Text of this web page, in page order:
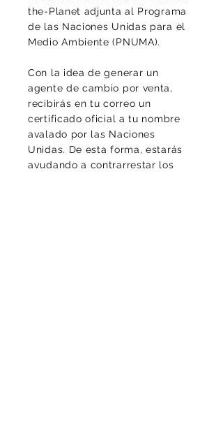
the-Planet adjunta al Programa
de las Naciones Unidas para el
Medio Ambiente (PNUMA).
Con la idea de generar un
agente de cambio por venta,
recibirás en tu correo un
certificado oficial a tu nombre
avalado por las Naciones
Unidas. De esta forma, estarás
ayudando a contrarrestar los